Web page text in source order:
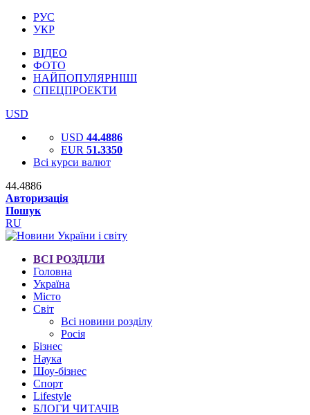
РУС
УКР
ВІДЕО
ФОТО
НАЙПОПУЛЯРНІШІ
СПЕЦПРОЕКТИ
USD
USD 44.4886
EUR 51.3350
Всі курси валют
44.4886
Авторизація
Пошук
RU
ВСІ РОЗДІЛИ
Головна
Україна
Місто
Світ
Всі новини розділу
Росія
Бізнес
Наука
Шоу-бізнес
Спорт
Lifestyle
БЛОГИ ЧИТАЧІВ